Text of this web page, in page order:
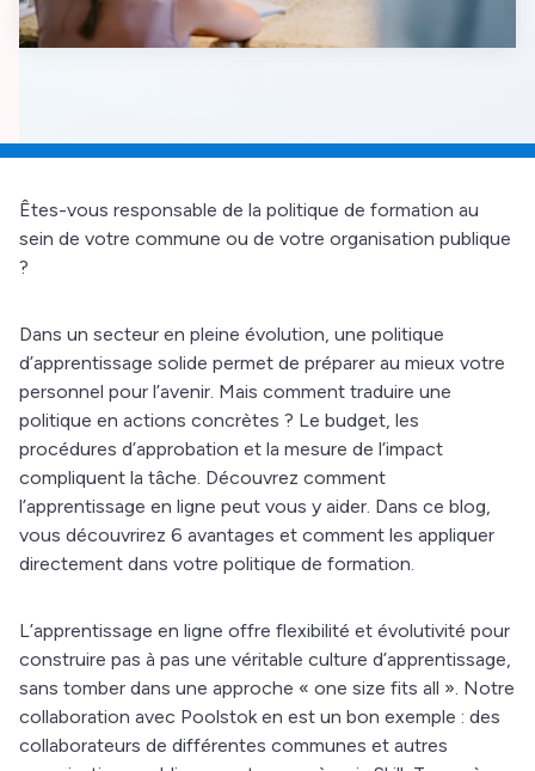
Êtes-vous responsable de la politique de formation au
sein de votre commune ou de votre organisation publique
?
Dans un secteur en pleine évolution, une politique
d’apprentissage solide permet de préparer au mieux votre
personnel pour l’avenir. Mais comment traduire une
politique en actions concrètes ? Le budget, les
procédures d’approbation et la mesure de l’impact
compliquent la tâche. Découvrez comment
l’apprentissage en ligne peut vous y aider. Dans ce blog,
vous découvrirez 6 avantages et comment les appliquer
directement dans votre politique de formation.
L’apprentissage en ligne offre flexibilité et évolutivité pour
construire pas à pas une véritable culture d’apprentissage,
sans tomber dans une approche « one size fits all ». Notre
collaboration avec Poolstok en est un bon exemple : des
collaborateurs de différentes communes et autres